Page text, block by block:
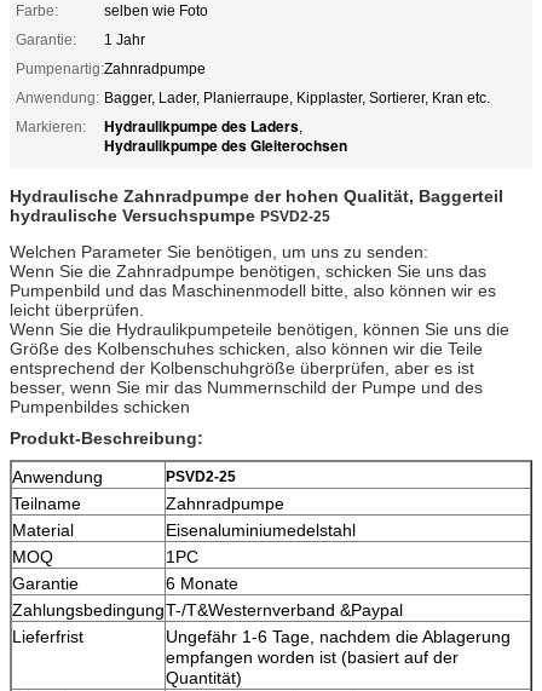
Farbe:
selben wie Foto
Garantie:
1 Jahr
Pumpenartig:Zahnradpumpe
Anwendung: Bagger, Lader, Planierraupe, Kipplaster, Sortierer, Kran etc.
Markieren:
Hydraulikpumpe des Laders,
Hydraulikpumpe des Gleiterochsen
Hydraulische Zahnradpumpe der hohen Qualität, Baggerteil
hydraulische Versuchspumpe PSVD2-25
Welchen Parameter Sie benötigen, um uns zu senden:
Wenn Sie die Zahnradpumpe benötigen, schicken Sie uns das
Pumpenbild und das Maschinenmodell bitte, also können wir es
leicht überprüfen.
Wenn Sie die Hydraulikpumpeteile benötigen, können Sie uns die
Größe des Kolbenschuhes schicken, also können wir die Teile
entsprechend der Kolbenschuhgröße überprüfen, aber es ist
besser, wenn Sie mir das Nummernschild der Pumpe und des
Pumpenbildes schicken
Produkt-Beschreibung:
Anwendung
PSVD2-25
Teilname
Zahnradpumpe
Material
Eisenaluminiumedelstahl
MOQ
1PC
Garantie
6 Monate
ZahlungsbedingungT-/T&Westernverband &Paypal
Lieferfrist
Ungefähr 1-6 Tage, nachdem die Ablagerung
empfangen worden ist (basiert auf der
Quantität)